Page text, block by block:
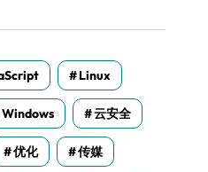
Linux
Windows 云安全
优化 传媒